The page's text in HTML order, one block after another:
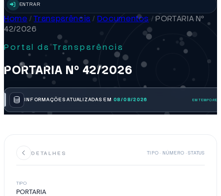
ENTRAR
Home / Transparência / Documentos /PORTARIA Nº
42/2026
Portal da Transparência
PORTARIA Nº 42/2026
INFORMAÇÕES ATUALIZADAS EM 08/08/2026
DETALHES TIPO · NÚMERO · STATUS
TIPO
PORTARIA